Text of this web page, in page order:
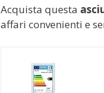
Acquista questa
affari convenienti e